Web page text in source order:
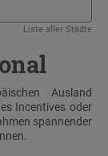
Liste aller Städte
Ausland
Incentives oder
spannender